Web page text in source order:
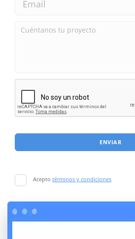
ENVIAR
Acepto términos y condiciones